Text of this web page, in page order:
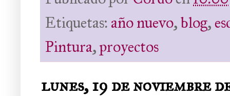
Etiquetas: año nuevo,blog,
Pintura,proyectos
lunes, 19 de noviembre